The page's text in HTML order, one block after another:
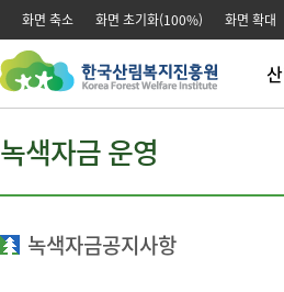
본문 바로가기
주메뉴 바로가기
화면 축소 화면 초기화(100%) 화면 확대
녹색자금 운영
녹색자금공지사항